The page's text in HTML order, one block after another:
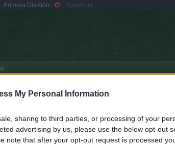
My Personal Information
sharing to third parties, or processing of your
advertising by us, please use the below opt-out
note that after your opt-out request is processed
Primera División Süper Lig
Seguir conectado